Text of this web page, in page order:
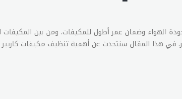
الهواء وضمان عمر أطول للمكيفات. ومن بين المكيفات
في هذا المقال سنتحدث عن أهمية تنظيف مكيفات